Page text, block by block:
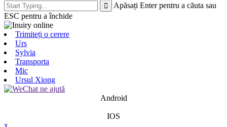
Apăsați Enter pentru a căuta sau
ESC pentru a închide
Trimiteți o cerere
Urs
Sylvia
Transporta
Mic
Ursul Xiong
Android
IOS